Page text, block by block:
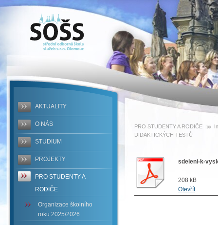
SOŠS -
SDĚLENÍ K
DIDAKTICKÝCH
AKTUALITY
O NÁS
STUDIUM
PROJEKTY
PRO STUDENTY A
RODIČE
Organizace školního
roku 2025/2026
PRO STUDENTY A RODIČE
DIDAKTICKÝCH TESTŮ
sdeleni-k-
208 kB
Otevřít